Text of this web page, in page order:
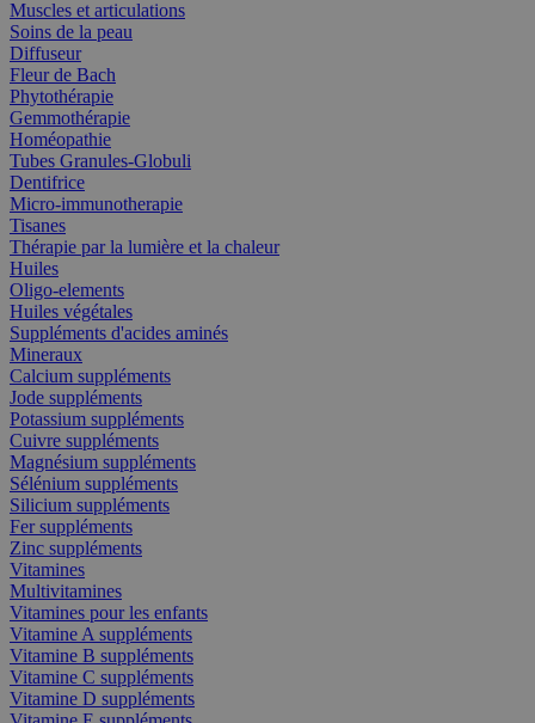
Muscles et articulations
Soins de la peau
Diffuseur
Fleur de Bach
Phytothérapie
Gemmothérapie
Homéopathie
Tubes Granules-Globuli
Dentifrice
Micro-immunotherapie
Tisanes
Thérapie par la lumière et la chaleur
Huiles
Oligo-elements
Huiles végétales
Suppléments d'acides aminés
Mineraux
Calcium suppléments
Jode suppléments
Potassium suppléments
Cuivre suppléments
Magnésium suppléments
Sélénium suppléments
Silicium suppléments
Fer suppléments
Zinc suppléments
Vitamines
Multivitamines
Vitamines pour les enfants
Vitamine A suppléments
Vitamine B suppléments
Vitamine C suppléments
Vitamine D suppléments